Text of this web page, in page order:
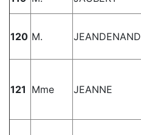
120 M. JEANDENAND
121 Mme JEANNE